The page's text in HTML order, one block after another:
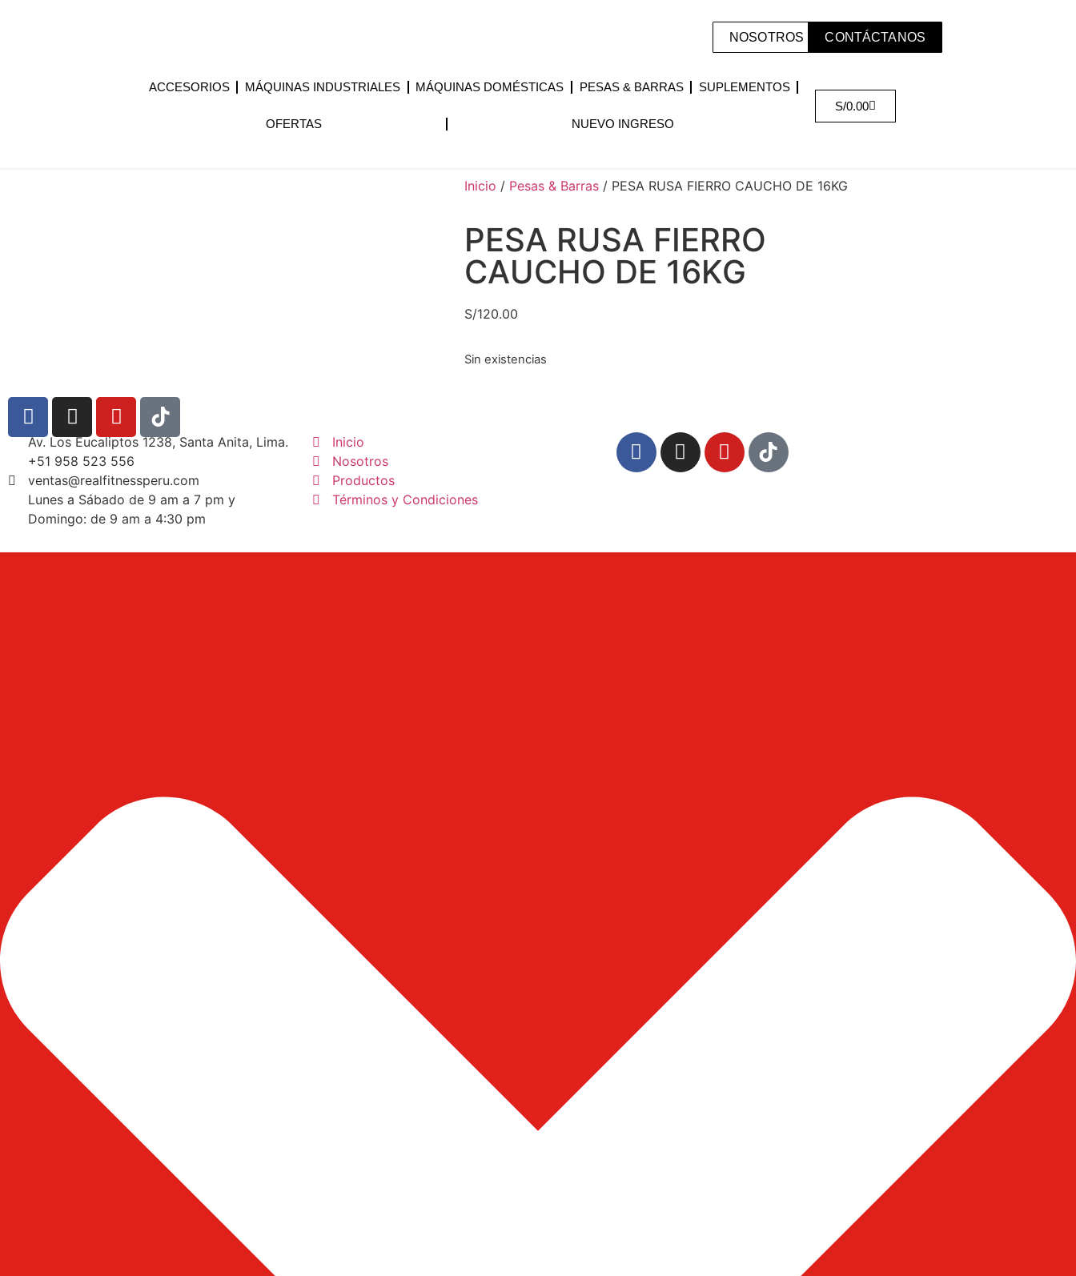
NOSOTROS CONTÁCTANOS
ACCESORIOS MÁQUINAS INDUSTRIALES MÁQUINAS DOMÉSTICAS PESAS & BARRAS SUPLEMENTOS
OFERTAS NUEVO INGRESO
S/0.00
Inicio / Pesas & Barras / PESA RUSA FIERRO CAUCHO DE 16KG
PESA RUSA FIERRO
CAUCHO DE 16KG
S/120.00
Sin existencias
Av. Los Eucaliptos 1238, Santa Anita, Lima.
+51 958 523 556
ventas@realfitnessperu.com
Lunes a Sábado de 9 am a 7 pm y
Domingo: de 9 am a 4:30 pm
Inicio
Nosotros
Productos
Términos y Condiciones